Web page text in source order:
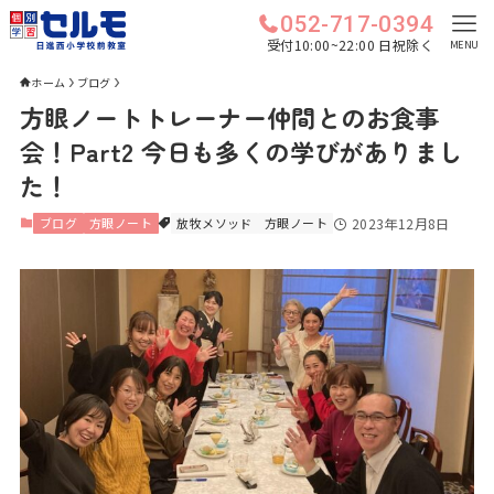
052-717-0394
受付10:00~22:00 日祝除く MENU
ホーム ブログ
方眼ノートトレーナー仲間とのお食事
会！Part2 今日も多くの学びがありまし
た！
ブログ 方眼ノート 放牧メソッド 方眼ノート 2023年12月8日